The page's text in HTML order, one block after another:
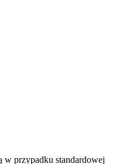
w przypadku standardowej